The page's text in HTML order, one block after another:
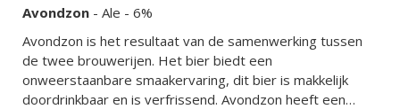
Avondzon - Ale - 6%
Avondzon is het resultaat van de samenwerking tussen
de twee brouwerijen. Het bier biedt een
onweerstaanbare smaakervaring, dit bier is makkelijk
doordrinkbaar en is verfrissend. Avondzon heeft een